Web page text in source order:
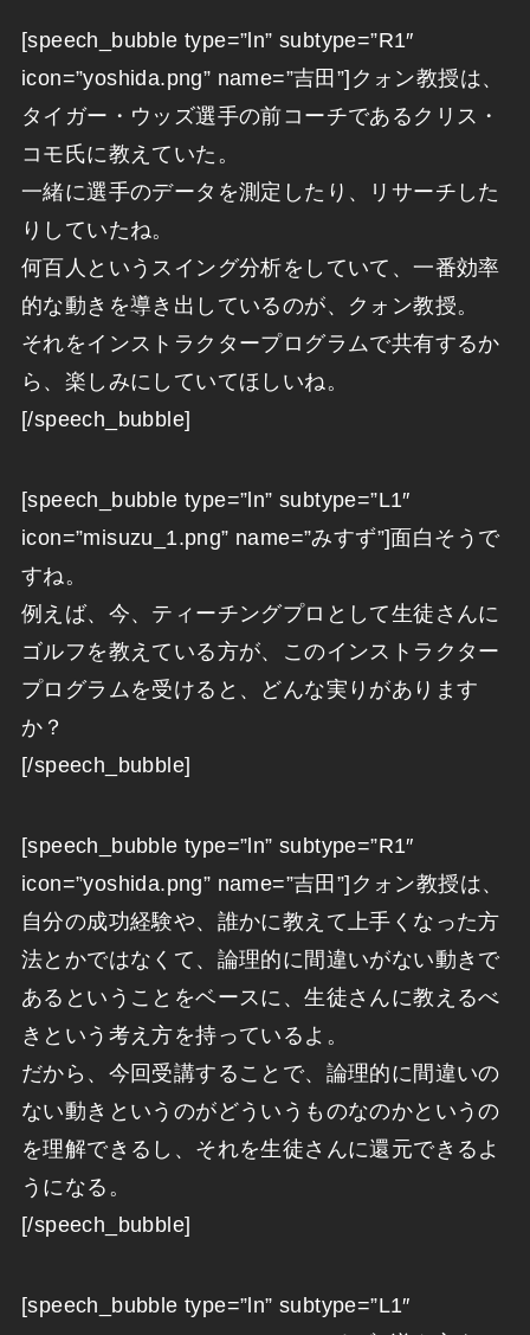
[speech_bubble type=”ln” subtype=”R1″
icon=”yoshida.png” name=”吉田”]クォン教授は、
タイガー・ウッズ選手の前コーチであるクリス・
コモ氏に教えていた。
一緒に選手のデータを測定したり、リサーチした
りしていたね。
何百人というスイング分析をしていて、一番効率
的な動きを導き出しているのが、クォン教授。
それをインストラクタープログラムで共有するか
ら、楽しみにしていてほしいね。
[/speech_bubble]
[speech_bubble type=”ln” subtype=”L1″
icon=”misuzu_1.png” name=”みすず”]面白そうで
すね。
例えば、今、ティーチングプロとして生徒さんに
ゴルフを教えている方が、このインストラクター
プログラムを受けると、どんな実りがあります
か？
[/speech_bubble]
[speech_bubble type=”ln” subtype=”R1″
icon=”yoshida.png” name=”吉田”]クォン教授は、
自分の成功経験や、誰かに教えて上手くなった方
法とかではなくて、論理的に間違いがない動きで
あるということをベースに、生徒さんに教えるべ
きという考え方を持っているよ。
だから、今回受講することで、論理的に間違いの
ない動きというのがどういうものなのかというの
を理解できるし、それを生徒さんに還元できるよ
うになる。
[/speech_bubble]
[speech_bubble type=”ln” subtype=”L1″